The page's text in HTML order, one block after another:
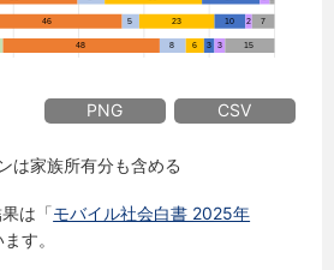
PNG CSV
は家族所有分も含める
は「モバイル社会白書 2025年
す。